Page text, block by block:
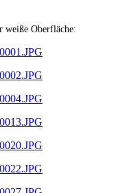
weiße Oberfläche: